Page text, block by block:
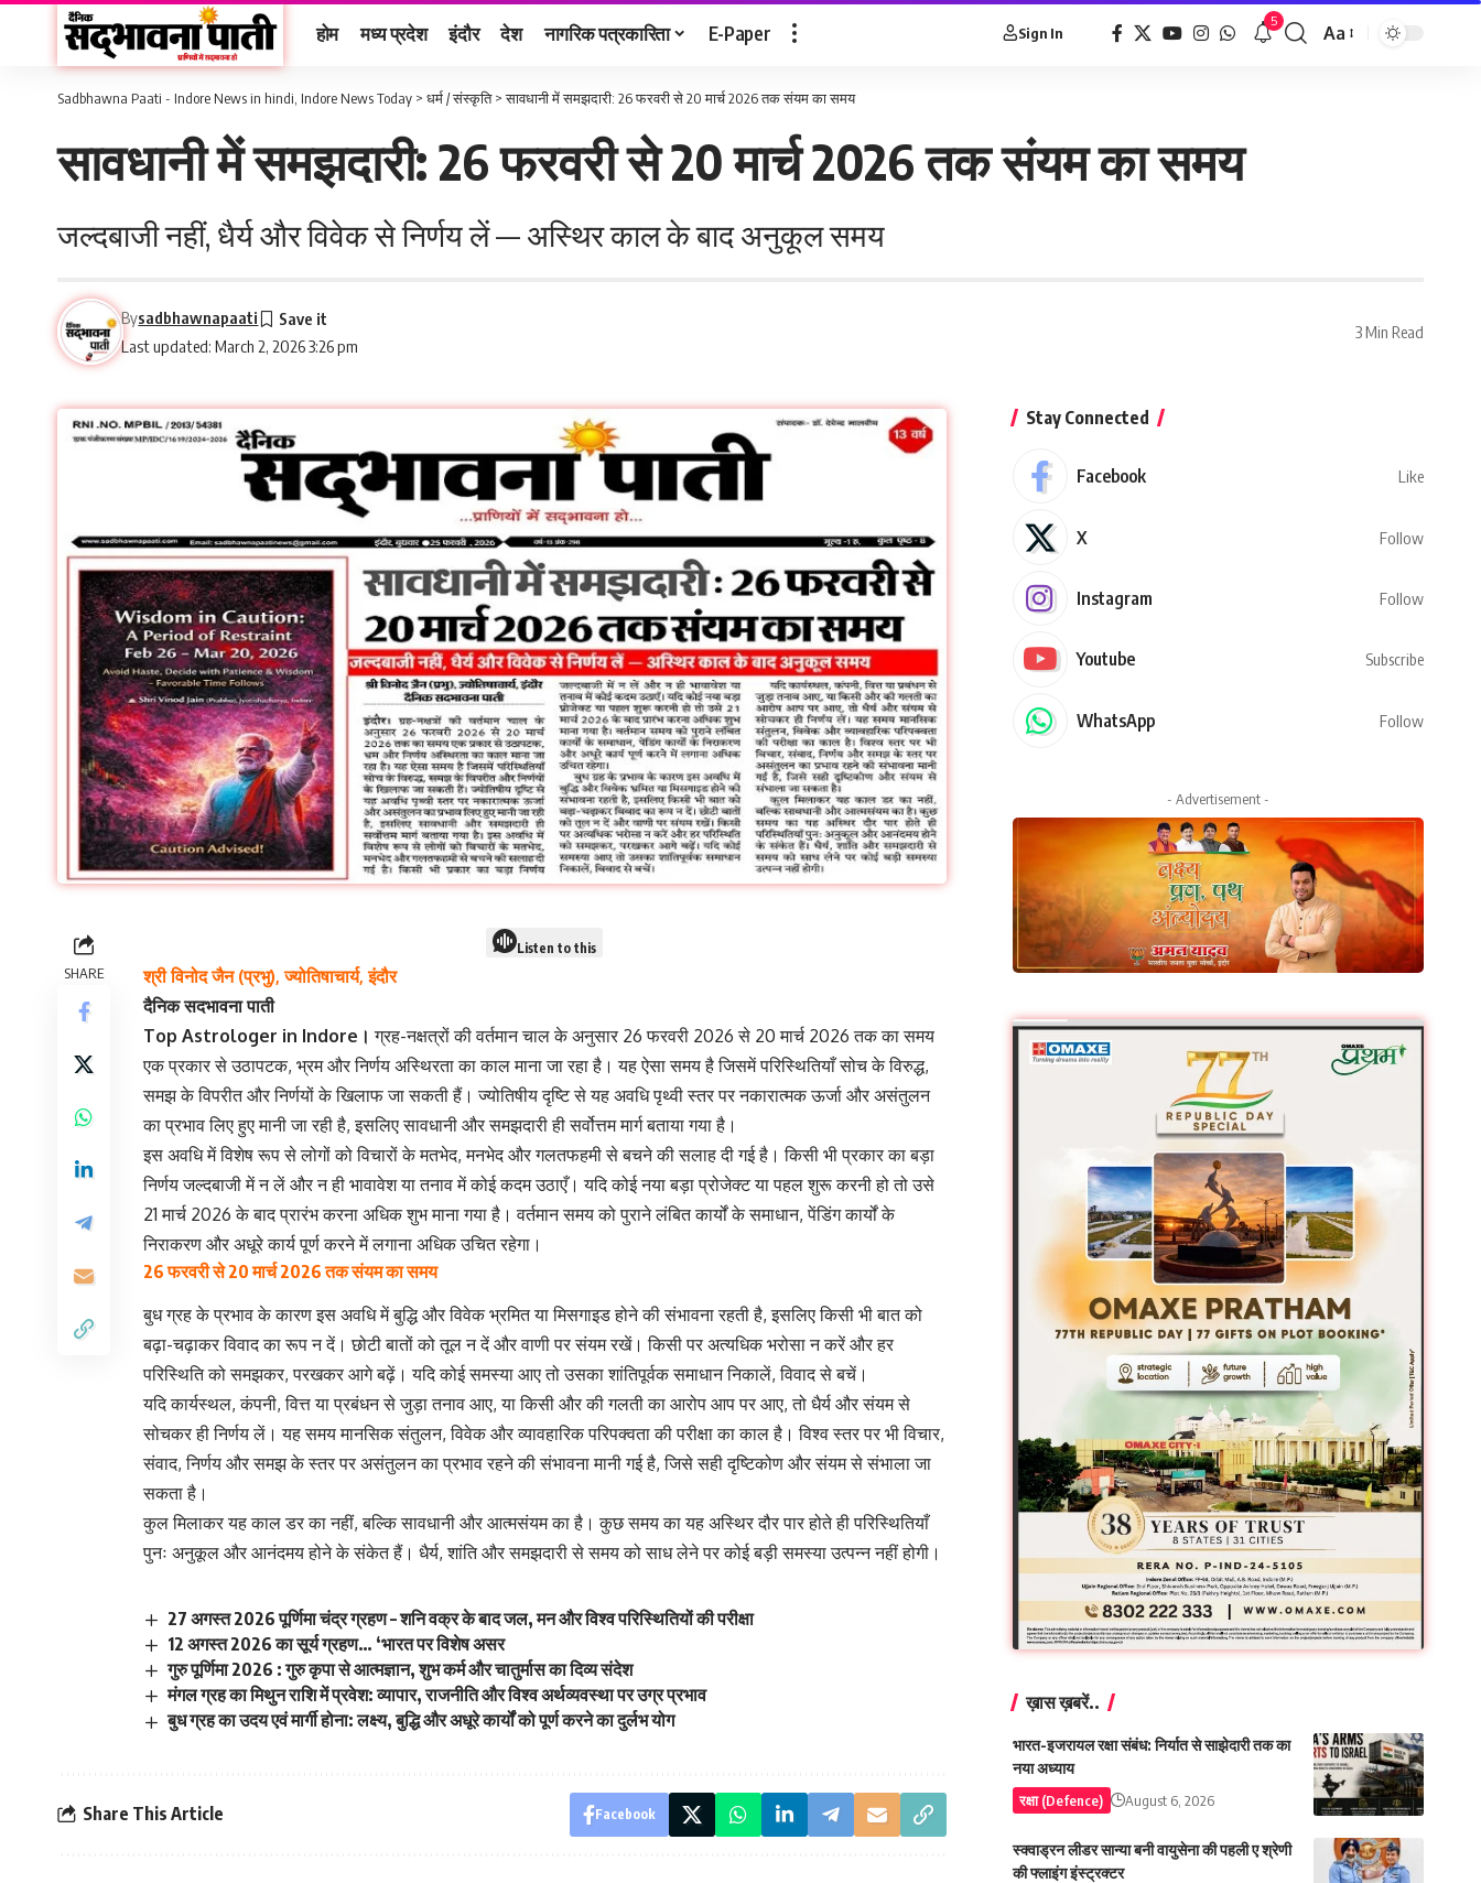
होम मध्य प्रदेश इंदौर देश नागरिक पत्रकारिता E-Paper Sign In
5
Aa
Sadbhawna Paati - Indore News in hindi, Indore News Today > धर्म / संस्कृति>सावधानी में समझदारी: 26 फरवरी से 20 मार्च 2026 तक संयम का समय
सावधानी में समझदारी: 26 फरवरी से 20 मार्च 2026 तक संयम का समय
जल्दबाजी नहीं, धैर्य और विवेक से निर्णय लें — अस्थिर काल के बाद अनुकूल समय
Last updated: March 2, 2026 3:26 pm
Bysadbhawnapaati
3 Min Read
SHARE
Listen to this
श्री विनोद जैन (प्रभु), ज्योतिषाचार्य, इंदौर
दैनिक सदभावना पाती
Top Astrologer in Indore। ग्रह-नक्षत्रों की वर्तमान चाल के अनुसार 26 फरवरी 2026 से 20 मार्च 2026 तक का समय
एक प्रकार से उठापटक, भ्रम और निर्णय अस्थिरता का काल माना जा रहा है। यह ऐसा समय है जिसमें परिस्थितियाँ सोच के विरुद्ध,
समझ के विपरीत और निर्णयों के खिलाफ जा सकती हैं। ज्योतिषीय दृष्टि से यह अवधि पृथ्वी स्तर पर नकारात्मक ऊर्जा और असंतुलन
का प्रभाव लिए हुए मानी जा रही है, इसलिए सावधानी और समझदारी ही सर्वोत्तम मार्ग बताया गया है।
इस अवधि में विशेष रूप से लोगों को विचारों के मतभेद, मनभेद और गलतफहमी से बचने की सलाह दी गई है। किसी भी प्रकार का बड़ा
निर्णय जल्दबाजी में न लें और न ही भावावेश या तनाव में कोई कदम उठाएँ। यदि कोई नया बड़ा प्रोजेक्ट या पहल शुरू करनी हो तो उसे
21 मार्च 2026 के बाद प्रारंभ करना अधिक शुभ माना गया है। वर्तमान समय को पुराने लंबित कार्यों के समाधान, पेंडिंग कार्यों के
निराकरण और अधूरे कार्य पूर्ण करने में लगाना अधिक उचित रहेगा।
26 फरवरी से 20 मार्च 2026 तक संयम का समय
बुध ग्रह के प्रभाव के कारण इस अवधि में बुद्धि और विवेक भ्रमित या मिसगाइड होने की संभावना रहती है, इसलिए किसी भी बात को
बढ़ा-चढ़ाकर विवाद का रूप न दें। छोटी बातों को तूल न दें और वाणी पर संयम रखें। किसी पर अत्यधिक भरोसा न करें और हर
परिस्थिति को समझकर, परखकर आगे बढ़ें। यदि कोई समस्या आए तो उसका शांतिपूर्वक समाधान निकालें, विवाद से बचें।
यदि कार्यस्थल, कंपनी, वित्त या प्रबंधन से जुड़ा तनाव आए, या किसी और की गलती का आरोप आप पर आए, तो धैर्य और संयम से
सोचकर ही निर्णय लें। यह समय मानसिक संतुलन, विवेक और व्यावहारिक परिपक्वता की परीक्षा का काल है। विश्व स्तर पर भी विचार,
संवाद, निर्णय और समझ के स्तर पर असंतुलन का प्रभाव रहने की संभावना मानी गई है, जिसे सही दृष्टिकोण और संयम से संभाला जा
सकता है।
कुल मिलाकर यह काल डर का नहीं, बल्कि सावधानी और आत्मसंयम का है। कुछ समय का यह अस्थिर दौर पार होते ही परिस्थितियाँ
पुनः अनुकूल और आनंदमय होने के संकेत हैं। धैर्य, शांति और समझदारी से समय को साध लेने पर कोई बड़ी समस्या उत्पन्न नहीं होगी।
27 अगस्त 2026 पूर्णिमा चंद्र ग्रहण – शनि वक्र के बाद जल, मन और विश्व परिस्थितियों की परीक्षा
12 अगस्त 2026 का सूर्य ग्रहण… ‘भारत पर विशेष असर
गुरु पूर्णिमा 2026 : गुरु कृपा से आत्मज्ञान, शुभ कर्म और चातुर्मास का दिव्य संदेश
मंगल ग्रह का मिथुन राशि में प्रवेश: व्यापार, राजनीति और विश्व अर्थव्यवस्था पर उग्र प्रभाव
बुध ग्रह का उदय एवं मार्गी होना: लक्ष्य, बुद्धि और अधूरे कार्यों को पूर्ण करने का दुर्लभ योग
Share This Article Facebook
Stay Connected
Facebook Like
X Follow
Instagram Follow
Youtube Subscribe
WhatsApp Follow
- Advertisement -
ख़ास ख़बरें..
भारत-इजरायल रक्षा संबंध: निर्यात से साझेदारी तक का
नया अध्याय
रक्षा (Defence) August 6, 2026
स्क्वाड्रन लीडर सान्या बनी वायुसेना की पहली ए श्रेणी
की फ्लाइंग इंस्ट्रक्टर